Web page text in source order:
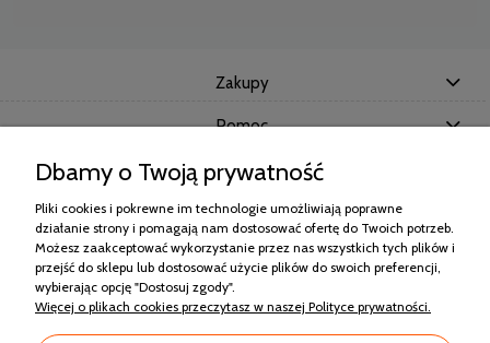
Zakupy
Pomoc
Moje konto
Informacje
Użytkowanie sklepu oznacza zgodę na wykorzystywanie plików cookies.
Szczegółowe informacje wPolityce prywatności.
Dbamy o Twoją prywatność
Pliki cookies i pokrewne im technologie umożliwiają poprawne
działanie strony i pomagają nam dostosować ofertę do Twoich potrzeb.
Możesz zaakceptować wykorzystanie przez nas wszystkich tych plików i
przejść do sklepu lub dostosować użycie plików do swoich preferencji,
wybierając opcję "Dostosuj zgody".
Więcej o plikach cookies przeczytasz w naszej Polityce prywatności.